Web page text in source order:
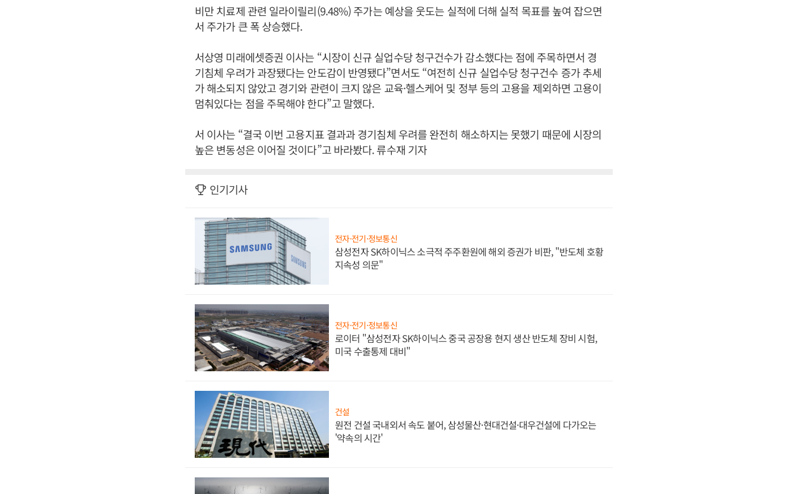
비만 치료제 관련 일라이릴리(9.48%) 주가는 예상을 웃도는 실적에 더해 실적 목표를 높여 잡으면
서 주가가 큰 폭 상승했다.
서상영 미래에셋증권 이사는 “시장이 신규 실업수당 청구건수가 감소했다는 점에 주목하면서 경
기침체 우려가 과장됐다는 안도감이 반영됐다”면서도 “여전히 신규 실업수당 청구건수 증가 추세
가 해소되지 않았고 경기와 관련이 크지 않은 교육·헬스케어 및 정부 등의 고용을 제외하면 고용이
멈춰있다는 점을 주목해야 한다”고 말했다.
서 이사는 “결국 이번 고용지표 결과과 경기침체 우려를 완전히 해소하지는 못했기 때문에 시장의
높은 변동성은 이어질 것이다”고 바라봤다. 류수재 기자
인기기사
전자·전기·정보통신
삼성전자 SK하이닉스 소극적 주주환원에 해외 증권가 비판, "반도체 호황
지속성 의문"
전자·전기·정보통신
로이터 "삼성전자 SK하이닉스 중국 공장용 현지 생산 반도체 장비 시험,
미국 수출통제 대비"
건설
원전 건설 국내외서 속도 붙어, 삼성물산·현대건설·대우건설에 다가오는
'약속의 시간'